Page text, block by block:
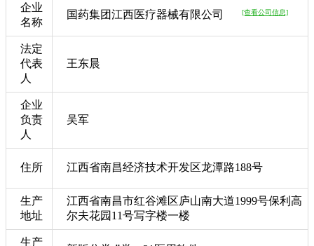
企业
名称
国药集团江西医疗器械有限公司 [查看公司信息]
法定
代表
人
王东晨
企业
负责
人
吴军
住所 江西省南昌经济技术开发区龙潭路188号
生产
地址
江西省南昌市红谷滩区庐山南大道1999号保利高
尔夫花园11号写字楼一楼
生产